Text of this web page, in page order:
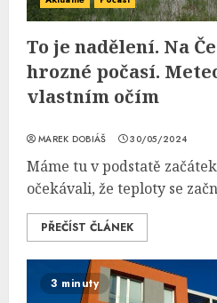
To je nadělení. Na
hrozné počasí.
vlastním očím
MAREK DOBIÁŠ 30/05/2024
Máme tu v podstatě
očekávali, že teploty se
PŘEČÍST ČLÁNEK
3 minuty